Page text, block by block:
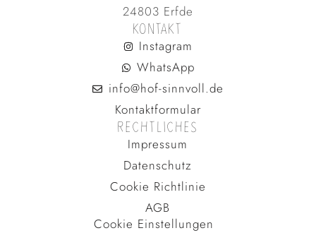
24803 Erfde
KONTAKT
Instagram
WhatsApp
info@hof-sinnvoll.de
Kontaktformular
RECHTLICHES
Impressum
Datenschutz
Cookie Richtlinie
AGB
Cookie Einstellungen